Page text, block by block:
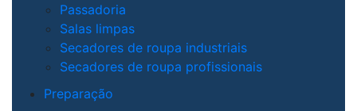
Passadoria
Salas limpas
Secadores de roupa industriais
Secadores de roupa profissionais
Preparação